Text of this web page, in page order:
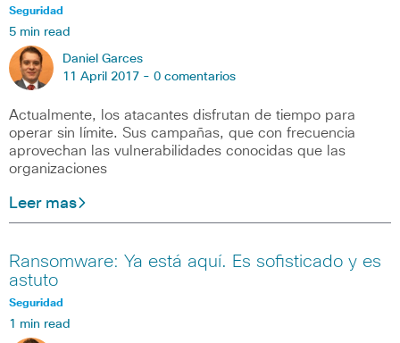
Seguridad
5 min read
Daniel Garces
11 April 2017 - 0 comentarios
Actualmente, los atacantes disfrutan de tiempo para
operar sin límite. Sus campañas, que con frecuencia
aprovechan las vulnerabilidades conocidas que las
organizaciones
Leer mas
Ransomware: Ya está aquí. Es sofisticado y es
astuto
Seguridad
1 min read